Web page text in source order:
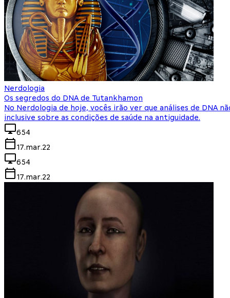
Nerdologia
Os segredos do DNA de Tutankhamon
No Nerdologia de hoje, vocês irão ver que análises de DNA
inclusive sobre as condições de saúde na antiguidade.
654
17.mar.22
654
17.mar.22